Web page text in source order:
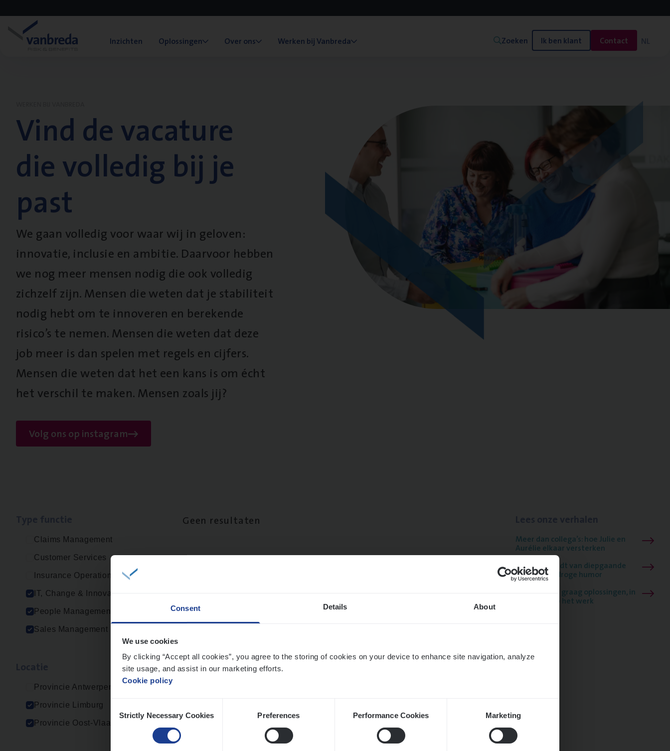
Consent Details About
We use cookies
By clicking “Accept all cookies”, you agree to the storing of cookies on your device to enhance site navigation, analyze
site usage, and assist in our marketing efforts.
Cookie policy
Selection
Strictly Necessary Cookies Preferences Performance Cookies Marketing
Inzichten Oplossingen Over ons Werken bij Vanbreda Zoeken Ik ben klant Contact NL
Vind de vacature
die volledig bij je
past
We gaan volledig voor waar wij in geloven:
innovatie, inclusie en ambitie. Daarvoor hebben
we nog meer mensen nodig die ook volledig
zichzelf zijn. Mensen die weten dat je stabiliteit
nodig hebt om te innoveren en berekende
risico’s te nemen. Mensen die weten dat deze
job meer is dan spelen met regels en cijfers.
Mensen die weten dat het een kans is om écht
het verschil te maken. Mensen zoals jij?
Volg ons op instagram
Claims Management
Customer Services
Insurance Operations
IT, Change & Innovation
People Management
Sales Management
Provincie Antwerpen
Provincie Limburg
Provincie Oost-Vlaanderen
Geen resultaten
Meer dan collega’s: hoe Julie en
Aurélie elkaar versterken
Mathias houdt van diepgaande
dossiers én droge humor
Thalia zoekt graag oplossingen, in
games én op het werk